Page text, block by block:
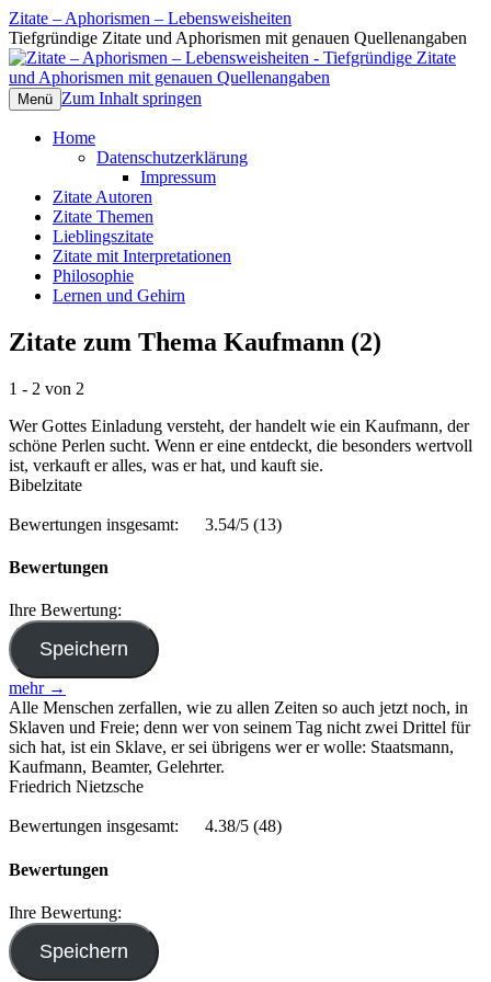
Zitate – Aphorismen – Lebensweisheiten
Tiefgründige Zitate und Aphorismen mit genauen Quellenangaben
Menü Zum Inhalt springen
Home
Datenschutzerklärung
Impressum
Zitate Autoren
Zitate Themen
Lieblingszitate
Zitate mit Interpretationen
Philosophie
Lernen und Gehirn
Zitate zum Thema Kaufmann (2)
1 - 2 von 2
Wer Gottes Einladung versteht, der handelt wie ein Kaufmann, der
schöne Perlen sucht. Wenn er eine entdeckt, die besonders wertvoll
ist, verkauft er alles, was er hat, und kauft sie.
Bibelzitate
Bewertungen insgesamt: 3.54/5 (13)
Bewertungen
Ihre Bewertung:
mehr →
Alle Menschen zerfallen, wie zu allen Zeiten so auch jetzt noch, in
Sklaven und Freie; denn wer von seinem Tag nicht zwei Drittel für
sich hat, ist ein Sklave, er sei übrigens wer er wolle: Staatsmann,
Kaufmann, Beamter, Gelehrter.
Friedrich Nietzsche
Bewertungen insgesamt: 4.38/5 (48)
Bewertungen
Ihre Bewertung: